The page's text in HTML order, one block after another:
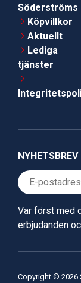
Söderströms
Köpvillkor
Aktuellt
Lediga
tjänster
NYHETSBREV
Var först med
erbjudanden
Copyright © 2026